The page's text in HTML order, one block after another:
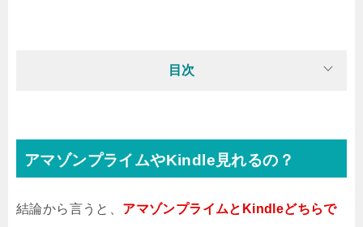
目次
アマゾンプライムやKindle見れるの？
結論から言うと、 アマゾンプライムとKindleどちらで